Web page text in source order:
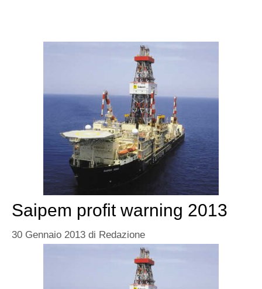
Saipem profit warning 2013
30 Gennaio 2013 di Redazione